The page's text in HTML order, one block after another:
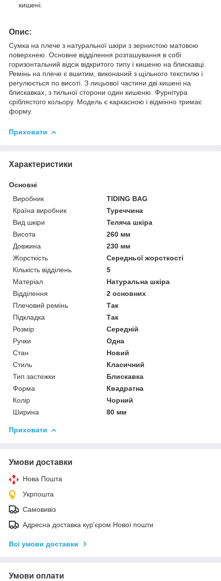
кишені.
Опис:
Сумка на плече з натуральної шкіри з зернистою матовою
поверхнею. Основне відділення розташування в собі
горизонтальний відсік відкритого типу і кишеню на блискавці.
Ремінь на плече є вшитим, виконаний з щільного текстилю і
регулюється по висоті. З лицьової частини дві кишені на
блискавках, з тильної сторони один кишеню. Фурнітура
сріблястого кольору. Модель є каркасною і відмінно тримає
форму.
Приховати
Характеристики
Основні
Виробник
TIDING BAG
Країна виробник
Туреччина
Вид шкіри
Теляча шкіра
Висота
260 мм
Довжина
230 мм
Жорсткість
Середньої жорсткості
Кількість відділень
5
Матеріал
Натуральна шкіра
Відділення
2 основних
Плечовий ремінь
Так
Підкладка
Так
Розмір
Середній
Ручки
Одна
Стан
Новий
Стиль
Класичний
Тип застежки
Блискавка
Форма
Квадратна
Колір
Чорний
Ширина
80 мм
Приховати
Умови доставки
Нова Пошта
Укрпошта
Самовивіз
Адресна доставка кур'єром Нової пошти
Всі умови доставки
Умови оплати